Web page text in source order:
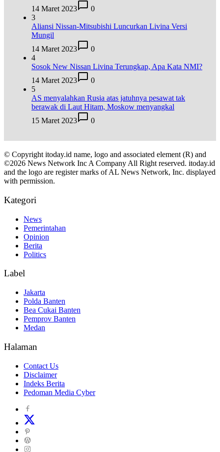
14 Maret 2023
0
3
Aliansi Nissan-Mitsubishi Luncurkan Livina Versi
Mungil
14 Maret 2023
0
4
Sosok New Nissan Livina Terungkap, Apa Kata NMI?
14 Maret 2023
0
5
AS menyalahkan Rusia atas jatuhnya pesawat tak
berawak di Laut Hitam, Moskow menyangkal
15 Maret 2023
0
© Copyright itoday.id name, logo and associated element (R) and
©2026 News Network Inc A Company All Right reserved. itoday.id
and the logo are register marks of AL News Network, Inc. displayed
with permission.
Kategori
News
Pemerintahan
Opinion
Berita
Politics
Label
Jakarta
Polda Banten
Bea Cukai Banten
Pemprov Banten
Medan
Halaman
Contact Us
Disclaimer
Indeks Berita
Pedoman Media Cyber